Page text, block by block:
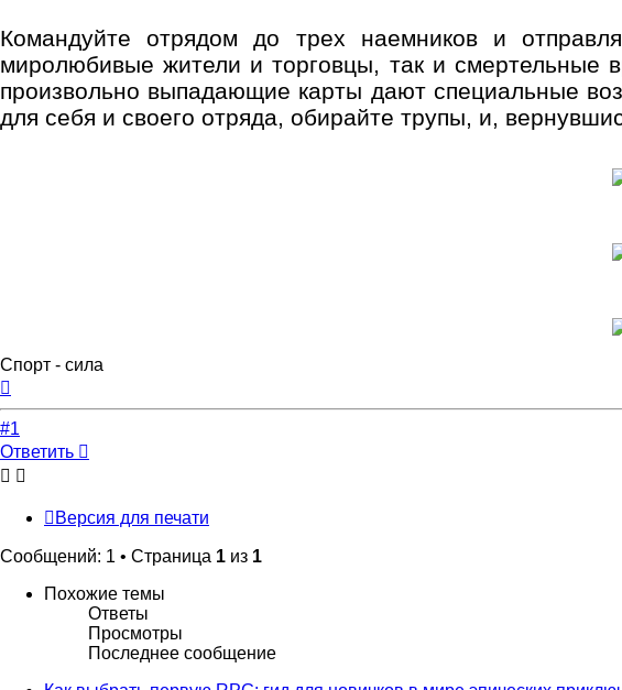
Командуйте отрядом до трех наемников и
миролюбивые жители и торговцы, так и смертельные
произвольно выпадающие карты дают специальные
для себя и своего отряда, обирайте трупы, и,
Спорт - сила
началу
#1
Ответить
Версия для печати
Сообщений: 1 • Страница 1 из 1
Похожие темы
Ответы
Просмотры
Последнее сообщение